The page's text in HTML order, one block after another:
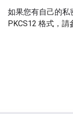
如果您有自己的私
PKCS12 格式，請